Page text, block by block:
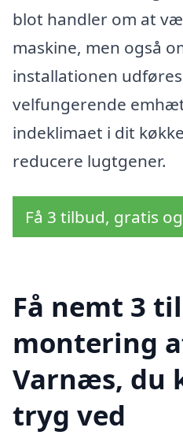
blot handler om at
maskine, men også
installationen
velfungerende
indeklimaet i dit
reducere lugtgener.
Få 3 tilbud, gratis
Få nemt 3
montering
Varnæs, du
tryg ved